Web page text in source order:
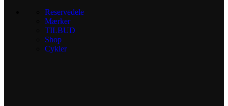
Reservedele
Mærker
TILBUD
Shop
Cykler